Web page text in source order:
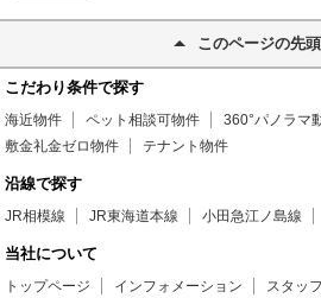
このページの先
こだわり条件で探す
海近物件 ペット相談可物件
360°パノラマ
敷金礼金ゼロ物件
テナント物件
沿線で探す
JR相模線 JR東海道本線 小田急江ノ島線
当社について
トップページ インフォメーション スタッ